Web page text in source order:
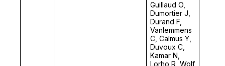
Guillaud O,
Dumortier J,
Durand F,
Vanlemmens
C, Calmus Y,
Duvoux C,
Kamar N,
Lorho R, Wolf